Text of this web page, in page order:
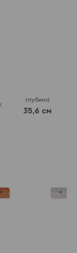
глубина
35,6 см